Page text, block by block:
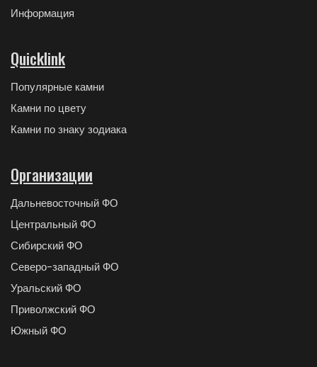
Информация
Quicklink
Популярные камни
Камни по цвету
Камни по знаку зодиака
Организации
Дальневосточный ФО
Центральный ФО
Сибирский ФО
Северо-западный ФО
Уральский ФО
Приволжский ФО
Южный ФО